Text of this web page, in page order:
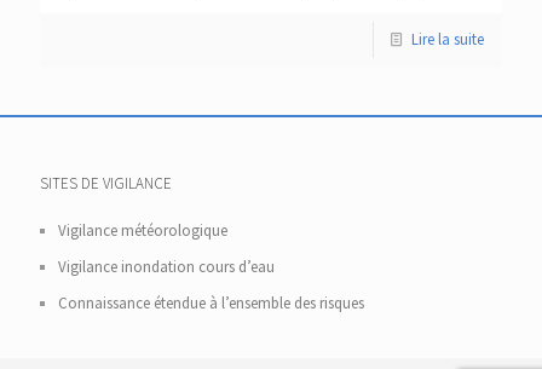
Lire la suite
SITES DE VIGILANCE
Vigilance météorologique
Vigilance inondation cours d’eau
Connaissance étendue à l’ensemble des risques